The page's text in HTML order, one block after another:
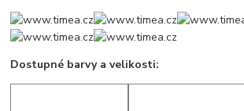
Dostupné barvy a velikosti: